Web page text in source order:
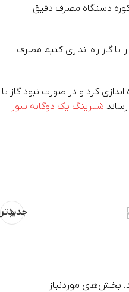
دستگاه مصرف دقیق
گاز راه اندازی کنیم مصرف
کرد و در صورت نبود گاز با
شیرینگ پک دوگانه سوز
جدیدتر
بخش‌های موردنیاز